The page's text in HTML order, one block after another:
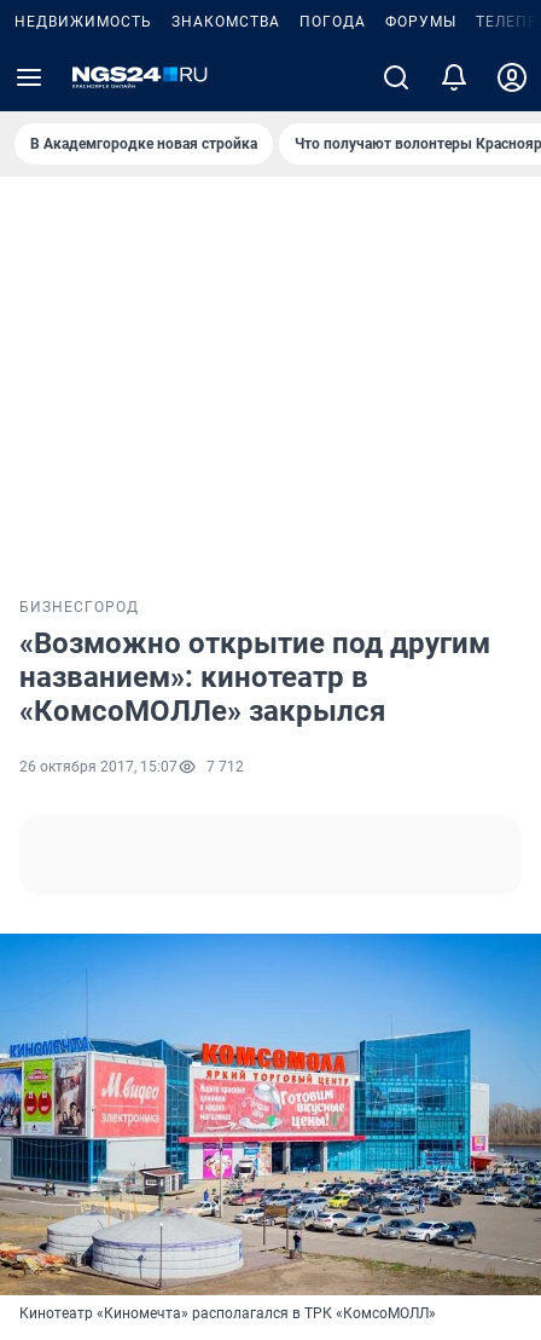
НЕДВИЖИМОСТЬ ЗНАКОМСТВА ПОГОДА ФОРУМЫ
В Академгородке новая стройка Что получают волонтеры
БИЗНЕС ГОРОД
«Возможно открытие под другим
названием»: кинотеатр в
«КомсоМОЛЛе» закрылся
26 октября 2017, 15:07 7 712
Кинотеатр «Киномечта» располагался в ТРК «КомсоМОЛЛ»